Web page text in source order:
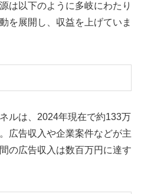
は以下のように多岐にわたり
を展開し、収益を上げていま
ルは、2024年現在で約133万
広告収入や企業案件などが主
の広告収入は数百万円に達す